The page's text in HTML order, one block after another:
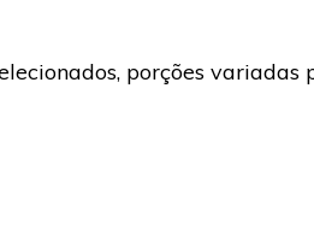
porções variadas